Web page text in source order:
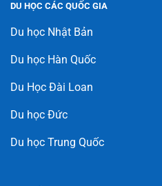
DU HỌC CÁC QUỐC GIA
Du học Nhật Bản
Du học Hàn Quốc
Du Học Đài Loan
Du học Đức
Du học Trung Quốc